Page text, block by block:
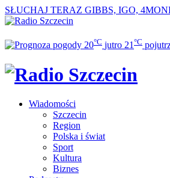
SŁUCHAJ TERAZ GIBBS, IGO,
20°C jutro 21 °C
Wiadomości
Szczecin
Region
Polska i świat
Sport
Kultura
Biznes